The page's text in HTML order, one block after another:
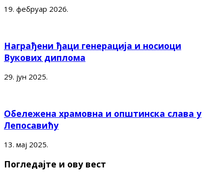
19. фебруар 2026.
Награђени ђаци генерација и носиоци
Вукових диплома
29. јун 2025.
Обележена храмовна и општинска слава у
Лепосавићу
13. мај 2025.
Погледајте и ову вест